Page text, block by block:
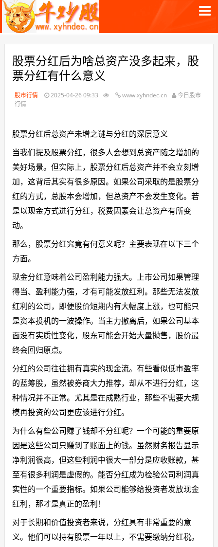
股票分红后为啥总资产没多起来，股
票分红有什么意义
股市行情 2025-04-26 09:33 www.xyhndec.cn
今日股市
行情
股票分红后总资产未增之谜与分红的深层意义
当我们提及股票分红，很多人会想到总资产随之增加的
美好场景。但实际上，股票分红后总资产并不会立刻增
加，这背后其实有很多原因。如果公司采取的是股票分
红的方式，总股本会增加，但总资产不会发生变化。若
是以现金方式进行分红，税费因素会让总资产有所变
动。
那么，股票分红究竟有何意义呢？主要表现在以下三个
方面。
现金分红意味着公司盈利能力强大。上市公司如果管理
得当、盈利能力强，才有可能发放红利。那些无法发放
红利的公司，即便股价短期内有大幅度上涨，也可能只
是资本投机的一波操作。当主力撤离后，如果公司基本
面没有实质性变化，股东可能会开始大量抛售，股价最
终会回归原点。
分红的公司往往拥有真实的现金流。有些看似低市盈率
的蓝筹股，虽然被券商大力推荐，却从不进行分红，这
种情况并不正常。尤其是在成熟行业，那些不需要大规
模再投资的公司更应该进行分红。
为什么有些公司赚了钱却不分红呢？一个可能的重要原
因是这些公司只赚到了账面上的钱。虽然财务报告显示
净利润很高，但这些利润中很大一部分是应收账款，甚
至有很多利润是虚假的。能否分红成为检验公司利润真
实性的一个重要指标。如果公司能够给投资者发放现金
红利，那才是真正的盈利！
对于长期和价值投资者来说，分红具有非常重要的意
义。他们可以持有股票一年以上，不需要缴纳分红税。